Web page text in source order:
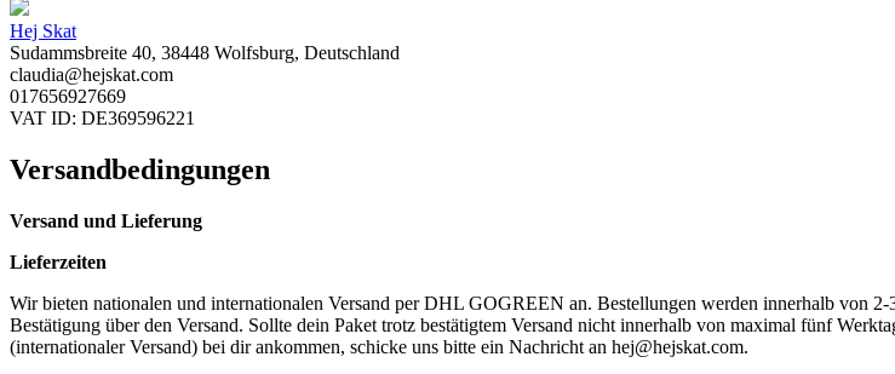
Hej Skat
Sudammsbreite 40, 38448 Wolfsburg, Deutschland
claudia@hejskat.com
017656927669
VAT ID: DE369596221
Versandbedingungen
Versand und Lieferung
Lieferzeiten
Wir bieten nationalen und internationalen Versand per DHL GOGREEN an. Bestellungen werden innerhalb von
Bestätigung über den Versand. Sollte dein Paket trotz bestätigtem Versand nicht innerhalb von maximal fünf
(internationaler Versand) bei dir ankommen, schicke uns bitte ein Nachricht an hej@hejskat.com.